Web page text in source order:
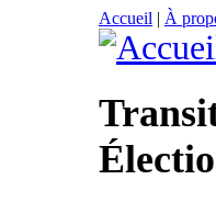
Accueil | À